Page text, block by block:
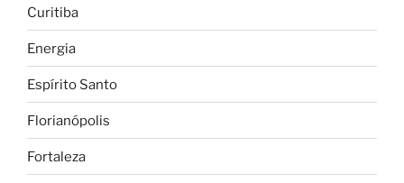
Curitiba
Energia
Espírito Santo
Florianópolis
Fortaleza